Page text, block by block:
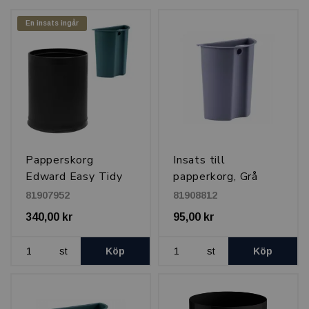
En insats ingår
Papperskorg
Edward Easy Tidy
10 l, Svart
81907952
340,00 kr
st Köp
Insats till
papperkorg, Grå
81908812
95,00 kr
st Köp